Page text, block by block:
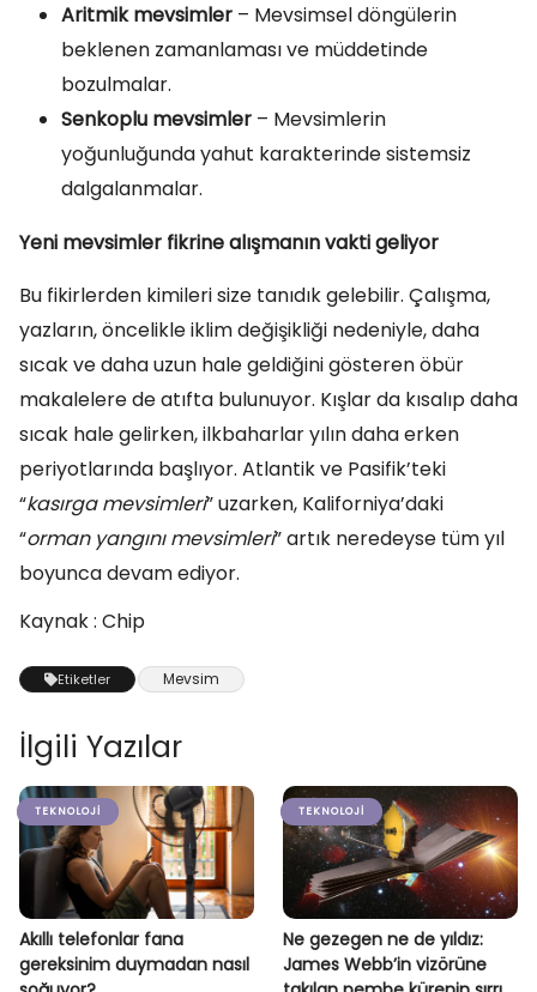
Aritmik mevsimler – Mevsimsel döngülerin
beklenen zamanlaması ve müddetinde
bozulmalar.
Senkoplu mevsimler – Mevsimlerin
yoğunluğunda yahut karakterinde sistemsiz
dalgalanmalar.
Yeni mevsimler fikrine alışmanın vakti geliyor
Bu fikirlerden kimileri size tanıdık gelebilir. Çalışma,
yazların, öncelikle iklim değişikliği nedeniyle, daha
sıcak ve daha uzun hale geldiğini gösteren öbür
makalelere de atıfta bulunuyor. Kışlar da kısalıp daha
sıcak hale gelirken, ilkbaharlar yılın daha erken
periyotlarında başlıyor. Atlantik ve Pasifik’teki
“kasırga mevsimleri” uzarken, Kaliforniya’daki
“orman yangını mevsimleri” artık neredeyse tüm yıl
boyunca devam ediyor.
Kaynak : Chip
Etiketler Mevsim
İlgili Yazılar
TEKNOLOJI
Akıllı telefonlar fana
gereksinim duymadan nasıl
TEKNOLOJI
Ne gezegen ne de yıldız:
James Webb’in vizörüne